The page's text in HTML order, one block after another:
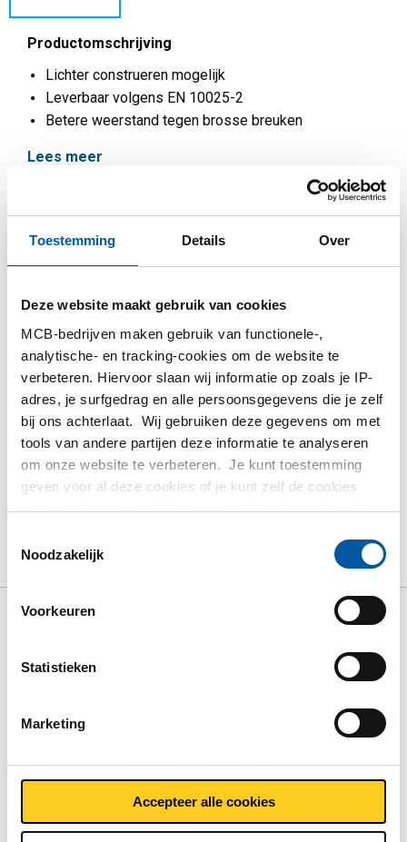
Toestemming Details Over
Deze website maakt gebruik van cookies
MCB-bedrijven maken gebruik van functionele-,
analytische- en tracking-cookies om de website te
verbeteren. Hiervoor slaan wij informatie op zoals je IP-
adres, je surfgedrag en alle persoonsgegevens die je zelf
bij ons achterlaat. Wij gebruiken deze gegevens om met
tools van andere partijen deze informatie te analyseren
om onze website te verbeteren. Je kunt toestemming
geven voor al deze cookies of je kunt zelf de cookies
instellen als je niet wilt dat wij bepaalde informatie delen.
partijen waarmee wij samenwerken vind je in ons
Noodzakelijk
Voorkeuren
Statistieken
Marketing
Accepteer alle cookies
Productomschrijving
Lichter construeren mogelijk
Leverbaar volgens EN 10025-2
Betere weerstand tegen brosse breuken
Lees meer
Dit product kan niet online besteld worden, voor
contacteren.
Bestel met uw eigen artikelnummers
Calculeren met actuele MCB-prijzen
Volg uw order via Track&Trace
S355J2 plat
Prijzen in Euro per:
Toon meer